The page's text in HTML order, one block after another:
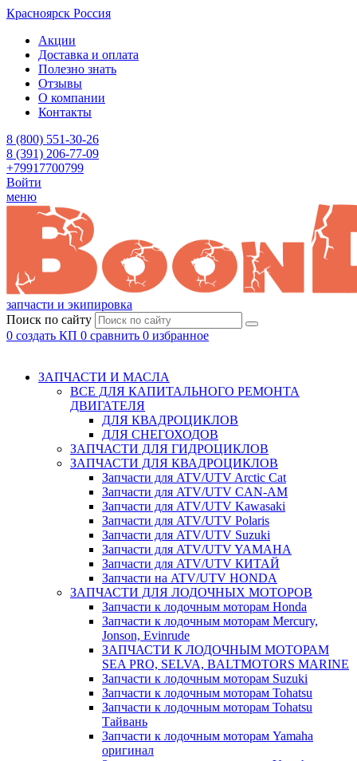
Красноярск Россия
Акции
Доставка и оплата
Полезно знать
Отзывы
О компании
Контакты
8 (800) 551-30-26
8 (391) 206-77-09
+79917700799
Войти
меню
запчасти и экипировка
Поиск по сайту
0 создать КП 0 сравнить 0 избранное
ЗАПЧАСТИ И МАСЛА
ВСЕ ДЛЯ КАПИТАЛЬНОГО РЕМОНТА
ДВИГАТЕЛЯ
ДЛЯ КВАДРОЦИКЛОВ
ДЛЯ СНЕГОХОДОВ
ЗАПЧАСТИ ДЛЯ ГИДРОЦИКЛОВ
ЗАПЧАСТИ ДЛЯ КВАДРОЦИКЛОВ
Запчасти для ATV/UTV Arctic Cat
Запчасти для ATV/UTV CAN-AM
Запчасти для ATV/UTV Kawasaki
Запчасти для ATV/UTV Polaris
Запчасти для ATV/UTV Suzuki
Запчасти для ATV/UTV YAMAHA
Запчасти для ATV/UTV КИТАЙ
Запчасти на ATV/UTV HONDA
ЗАПЧАСТИ ДЛЯ ЛОДОЧНЫХ МОТОРОВ
Запчасти к лодочным моторам Honda
Запчасти к лодочным моторам Mercury,
Jonson, Evinrude
ЗАПЧАСТИ К ЛОДОЧНЫМ МОТОРАМ
SEA PRO, SELVA, BALTMOTORS MARINE
Запчасти к лодочным моторам Suzuki
Запчасти к лодочным моторам Tohatsu
Запчасти к лодочным моторам Tohatsu
Тайвань
Запчасти к лодочным моторам Yamaha
оригинал